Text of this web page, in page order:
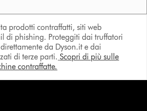
prodotti contraffatti, siti web
di phishing. Proteggiti dai truffatori
da Dyson.it e dai
di terze parti. Scopri di più sulle
contraffatte.